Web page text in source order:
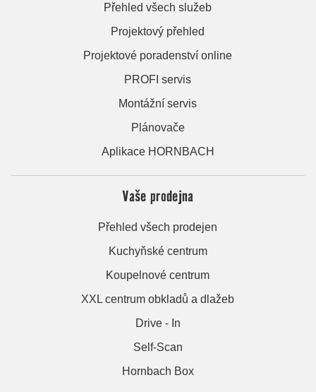
Přehled všech služeb
Projektový přehled
Projektové poradenství online
PROFI servis
Montážní servis
Plánovače
Aplikace HORNBACH
Vaše prodejna
Přehled všech prodejen
Kuchyňské centrum
Koupelnové centrum
XXL centrum obkladů a dlažeb
Drive - In
Self-Scan
Hornbach Box